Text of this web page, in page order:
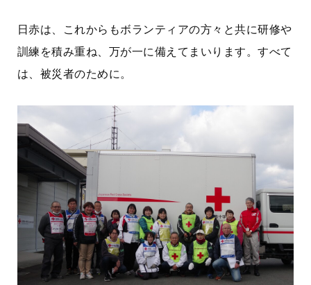
日赤は、これからもボランティアの方々と共に研修や
訓練を積み重ね、万が一に備えてまいります。すべて
は、被災者のために。